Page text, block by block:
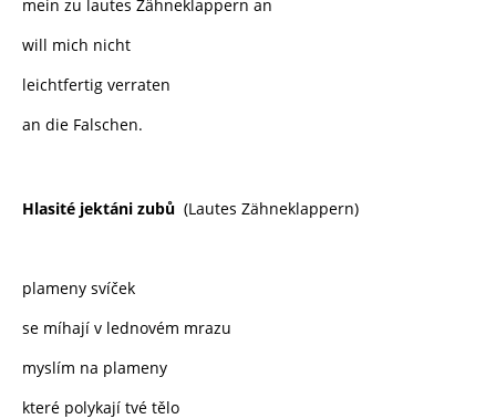
mein zu lautes Zähneklappern an
will mich nicht
leichtfertig verraten
an die Falschen.
Hlasité jektáni zubů (Lautes Zähneklappern)
plameny svíček
se míhají v lednovém mrazu
myslím na plameny
které polykají tvé tělo